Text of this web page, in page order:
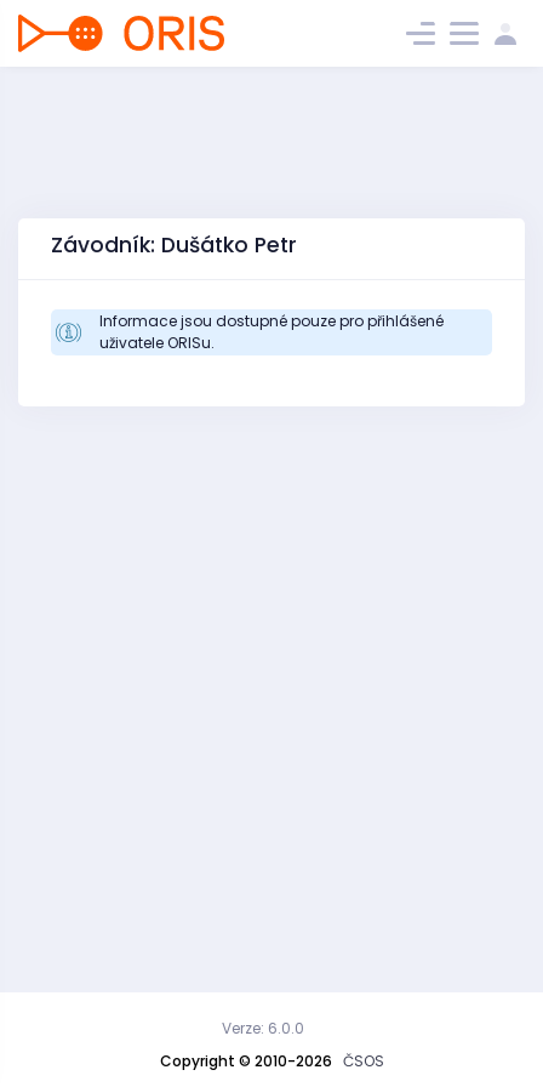
Závodník: Dušátko Petr
Informace jsou dostupné pouze pro přihlášené
uživatele ORISu.
Copyright © 2010-2026 ČSOS
Verze: 6.0.0